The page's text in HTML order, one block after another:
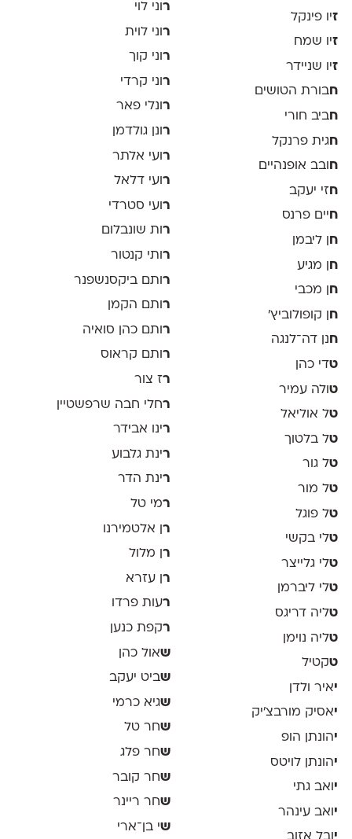
זיו פינקל
זיו שמח
זיו שניידר
חבורת הטושים
חביב חורי
ח גית פרנקל
חובב אופנהיים
חזי יעקב
חיים פרנס
ח
ן ליבמן
ח
ן מגיע
ח ן מכבי
ח
ן קופולוביץ'
חנן דה־לנגה
טדי כהן
טולה עמיר
טל אוליאל
טל בלטוך
טל גור
טל מור
טל פוגל
טלי בקשי
טלי גלייצר
טלי ליברמן
טליה דריגס
טליה נוימן
טקטיל
יאיר ולדן
יאסיק מורבצ'יק
יהונתן הופ
יהונתן לויטס
י ואב גתי
י ואב עינהר
ר וני לוי
ר וני לוית
רוני קוך
ר וני קרדי
רונלי פאר
ר ונן גולדמן
ר ועי אלתר
רועי דלאל
ר ועי סטרדי
רות שונבלום
ר ותי קנטור
ר ותם ביקסנשפנר
רותם הקמן
ר ותם כהן סואיה
רותם קראוס
רז צור
רחלי חבה שרפשטיין
רינו אבידר
רינת גלבוע
רינת הדר
רמי טל
רן אלטמירנו
ר ן מלול
ר ן עזרא
רעות פרדו
רקפת כנען
שאול כהן
שביט יעקב
שגיא כרמי
שחר טל
שחר פלג
שחר קובר
שחר ריינר
שי בן־ארי